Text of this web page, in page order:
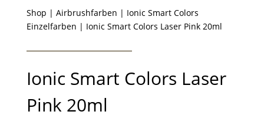
Shop | Airbrushfarben | Ionic Smart Colors
Einzelfarben | Ionic Smart Colors Laser Pink 20ml
Ionic Smart Colors Laser
Pink 20ml